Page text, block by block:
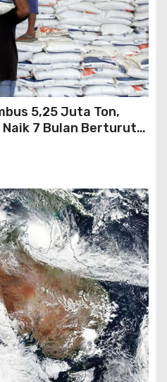
5,25 Juta Ton,
7 Bulan Berturut-